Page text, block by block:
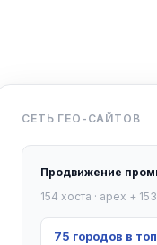
СЕТЬ ГЕО-САЙТОВ
Продвижение
154 хоста · apex +
75 городов в